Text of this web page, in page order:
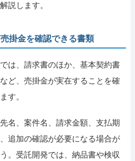
説します。
掛金を確認できる書類
は、請求書のほか、基本契約書
ど、売掛金が実在することを確
す。
名、案件名、請求金額、支払期
追加の確認が必要になる場合が
。受託開発では、納品書や検収